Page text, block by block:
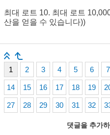
최대 로트 10. 최대 로트
산을 얻을 수 있습니다))
1 2 3 4 5 6 7
14 15 16 17 18 19
27 28 29 30 31 32
댓글을 추가